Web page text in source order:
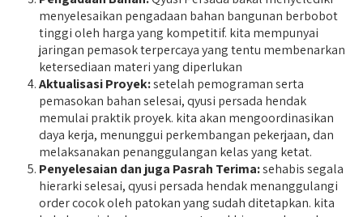
menyelesaikan pengadaan bahan bangunan berbobot
tinggi oleh harga yang kompetitif. kita mempunyai
jaringan pemasok terpercaya yang tentu membenarkan
ketersediaan materi yang diperlukan
Aktualisasi Proyek:setelah pemograman serta
pemasokan bahan selesai, qyusi persada hendak
memulai praktik proyek. kita akan mengoordinasikan
daya kerja, menunggui perkembangan pekerjaan, dan
melaksanakan penanggulangan kelas yang ketat.
Penyelesaian dan juga Pasrah Terima:sehabis segala
hierarki selesai, qyusi persada hendak menanggulangi
order cocok oleh patokan yang sudah ditetapkan. kita